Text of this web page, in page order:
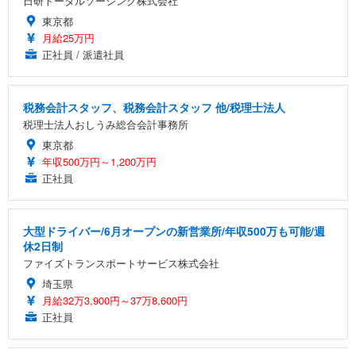
東京都
月給25万円
正社員 / 派遣社員
税務会計スタッフ、税務会計スタッフ 他/税理士法人
税理士法人おしうみ総合会計事務所
東京都
年収500万円～1,200万円
正社員
大型ドライバー/6月オープンの新営業所/年収500万も可能/週
休2日制
ファイズトランスポートサービス株式会社
埼玉県
月給32万3,900円～37万8,600円
正社員